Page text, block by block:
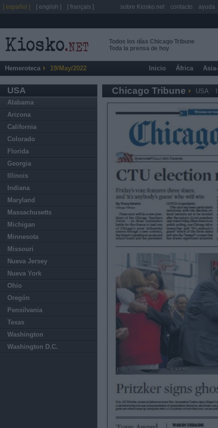
Todos los días Chicago Tribune
Toda la prensa de hoy
Hemeroteca 19/May/2022 Inicio África
USA
Alabama
Arizona
California
Colorado
Florida
Georgia
Illinois
Indiana
Maryland
Massachusetts
Michigan
Minnesota
Missouri
Nueva Jersey
Nueva York
Ohio
Oregón
Pensilvania
Texas
Washington
Washington D.C.
Chicago Tribune USA
[ español ] [ english ] [ français ] sobre Kiosko.net contacto ayuda